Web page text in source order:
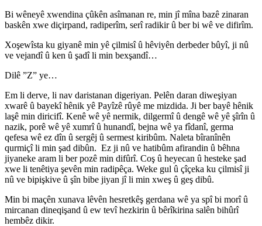
Bi wêneyê xwendina çûkên asîmanan re, min jî mîna bazê zinaran
baskên xwe diçirpand, radiperîm, serî radikir û ber bi wê ve difirîm.
Xoşewîsta ku giyanê min yê çilmisî û hêviyên derbeder bûyî, ji nû
ve vejandî û ken û şadî li min bexşandî…
Dilê ”Z” ye…
Em li derve, li nav daristanan digeriyan. Pelên daran diweşiyan
xwarê û bayekî hênik yê Payîzê rûyê me mizdida. Ji ber bayê hênik
laşê min diricifî. Kenê wê yê nermik, dilgermî û dengê wê yê şîrîn û
nazik, porê wê yê xumrî û hunandî, bejna wê ya fîdanî, germa
qefesa wê ez dîn û sergêj û sermest kiribûm. Naleta bîranînên
qurmiçî li min şad dibûn. Ez ji nû ve hatibûm afirandin û bêhna
jiyaneke aram li ber pozê min difûrî. Coş û heyecan û hesteke şad
xwe li tenêtiya şevên min radipêça. Weke gul û çîçeka ku çilmisî ji
nû ve bipişkive û şîn bibe jiyan jî li min xweş û geş dibû.
Min bi maçên xunava lêvên hesretkêş gerdana wê ya spî bi morî û
mircanan dineqişand û ew tevî hezkirin û bêrîkirina salên bihûrî
hembêz dikir.